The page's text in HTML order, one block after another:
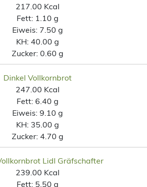
217.00 Kcal
Fett: 1.10 g
Eiweis: 7.50 g
KH: 40.00 g
Zucker: 0.60 g
Dinkel Vollkornbrot
247.00 Kcal
Fett: 6.40 g
Eiweis: 9.10 g
KH: 35.00 g
Zucker: 4.70 g
Lidl Gräfschafter
239.00 Kcal
Fett: 5.50 g